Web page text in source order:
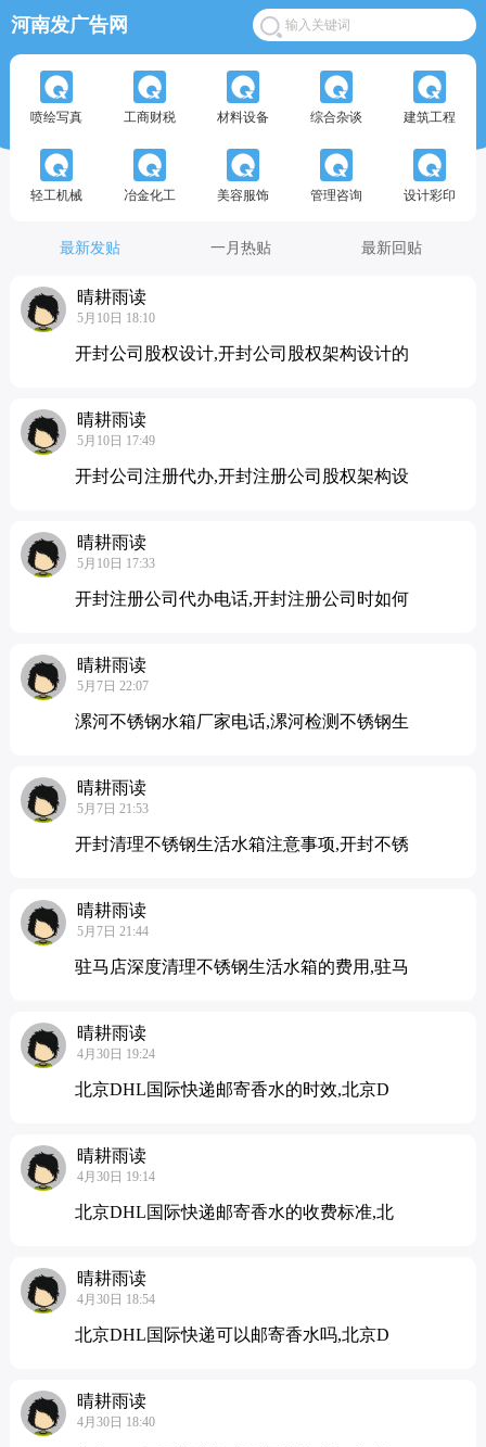
河南发广告网
喷绘写真 工商财税 材料设备 综合杂谈 建筑工程
轻工机械 冶金化工 美容服饰 管理咨询 设计彩印
最新发贴 一月热贴 最新回贴
晴耕雨读
5月10日 18:10
开封公司股权设计,开封公司股权架构设计的
晴耕雨读
5月10日 17:49
开封公司注册代办,开封注册公司股权架构设
晴耕雨读
5月10日 17:33
开封注册公司代办电话,开封注册公司时如何
晴耕雨读
5月7日 22:07
漯河不锈钢水箱厂家电话,漯河检测不锈钢生
晴耕雨读
5月7日 21:53
开封清理不锈钢生活水箱注意事项,开封不锈
晴耕雨读
5月7日 21:44
驻马店深度清理不锈钢生活水箱的费用,驻马
晴耕雨读
4月30日 19:24
北京DHL国际快递邮寄香水的时效,北京D
晴耕雨读
4月30日 19:14
北京DHL国际快递邮寄香水的收费标准,北
晴耕雨读
4月30日 18:54
北京DHL国际快递可以邮寄香水吗,北京D
晴耕雨读
4月30日 18:40